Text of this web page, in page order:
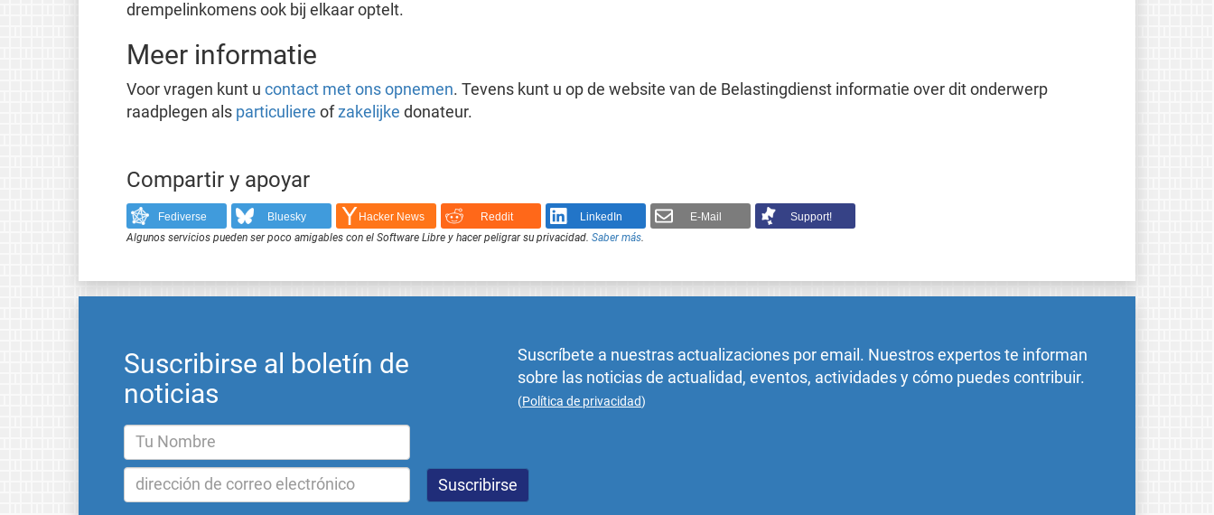
drempelinkomens ook bij elkaar optelt.
Meer informatie
Voor vragen kunt u contact met ons opnemen. Tevens kunt u op de website van de Belastingdienst informatie over dit onderwerp
raadplegen als particuliere of zakelijke donateur.
Compartir y apoyar
Fediverse Bluesky Hacker News Reddit LinkedIn E-Mail
Support!
Algunos servicios pueden ser poco amigables con el Software Libre y hacer peligrar su privacidad. Saber más.
Suscribirse al boletín de
noticias
Suscríbete a nuestras actualizaciones por email. Nuestros expertos te informan
sobre las noticias de actualidad, eventos, actividades y cómo puedes contribuir.
(Política de privacidad)